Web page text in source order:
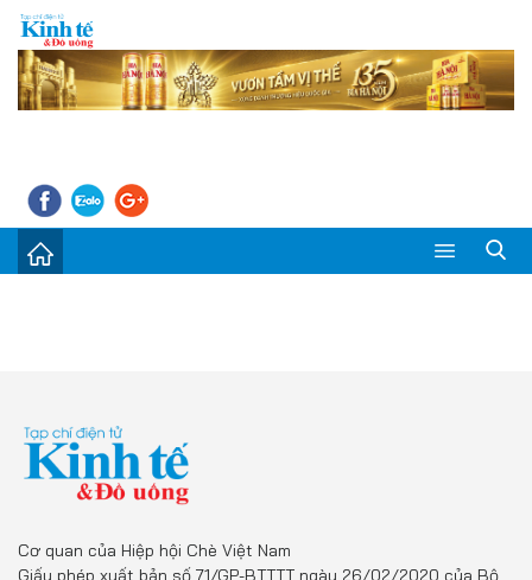
Thị trường
Doanh nghiệp – Doanh nhân
Đồ uống
Cơ quan của Hiệp hội Chè Việt Nam
Giấy phép xuất bản số 71/GP-BTTTT ngày 26/02/2020 của Bộ